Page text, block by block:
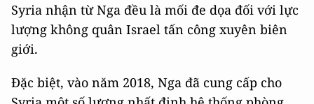
Syria nhận từ Nga đều là mối đe dọa đối với lực
lượng không quân Israel tấn công xuyên biên
giới.
Đặc biệt, vào năm 2018, Nga đã cung cấp cho